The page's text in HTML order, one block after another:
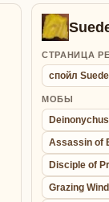
СТРАНИЦА
спойл
МОБЫ
Assassin of
Disciple of
Grazing